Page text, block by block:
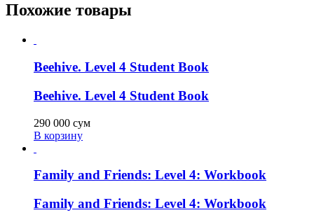
Похожие товары
Beehive. Level 4 Student Book
Beehive. Level 4 Student Book
290 000 сум
В корзину
Family and Friends: Level 4: Workbook
Family and Friends: Level 4: Workbook